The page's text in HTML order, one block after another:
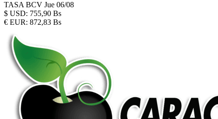
TASA BCV Jue 06/08
$ USD: 755,90 Bs
€ EUR: 872,83 Bs